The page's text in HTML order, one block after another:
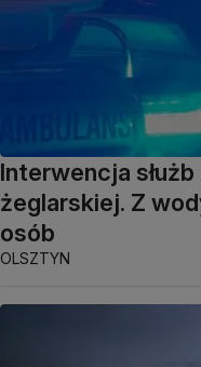
Interwencja
żeglarskiej. Z
osób
OLSZTYN